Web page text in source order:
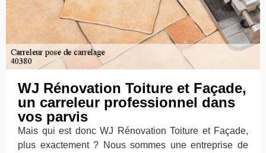
WJ Rénovation Toiture et Façade,
un carreleur professionnel dans
vos parvis
Mais qui est donc WJ Rénovation Toiture et Façade,
plus exactement ? Nous sommes une entreprise de